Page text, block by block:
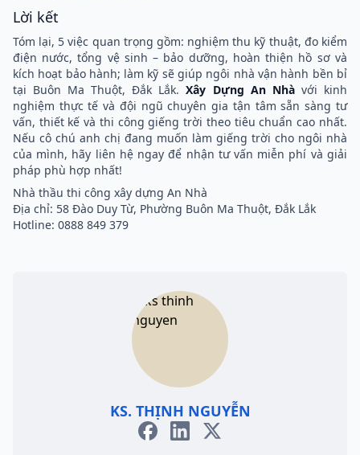
Lời kết
Tóm lại, 5 việc quan trọng gồm: nghiệm thu kỹ thuật, đo kiểm
điện nước, tổng vệ sinh – bảo dưỡng, hoàn thiện hồ sơ và
kích hoạt bảo hành; làm kỹ sẽ giúp ngôi nhà vận hành bền bỉ
tại Buôn Ma Thuột, Đắk Lắk.Xây Dựng An Nhàvới kinh
nghiệm thực tế và đội ngũ chuyên gia tận tâm sẵn sàng tư
vấn, thiết kế và thi công giếng trời theo tiêu chuẩn cao nhất.
Nếu cô chú anh chị đang muốn làm giếng trời cho ngôi nhà
của mình, hãy liên hệ ngay để nhận tư vấn miễn phí và giải
pháp phù hợp nhất!
Nhà thầu thi công xây dựng An Nhà
Địa chỉ: 58 Đào Duy Từ, Phường Buôn Ma Thuột, Đắk Lắk
Hotline: 0888 849 379
KS. THỊNH NGUYỄN